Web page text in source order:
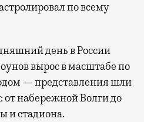
по всему
день в России
вырос в масштабе по
— представления шли
от набережной Волги до
и стадиона.